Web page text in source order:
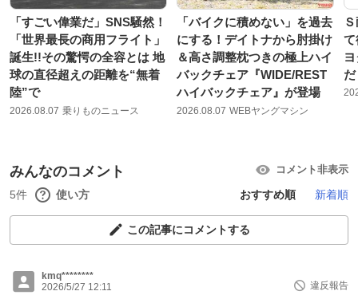
「すごい偉業だ」SNS騒然！
「世界最長の商用フライト」
誕生!!その驚愕の全容とは 地
球の直径超えの距離を“無着
陸”で
2026.08.07 乗りものニュース
「バイクに積めない」を過去
にする！デイトナから肘掛け
＆高さ調整枕つきの極上ハイ
バックチェア『WIDE/REST
ハイバックチェア』が登場
2026.08.07 WEBヤングマシン
みんなのコメント コメント非表示
5件 使い方 おすすめ順 新着順
この記事にコメントする
kmq********
2026/5/27 12:11
違反報告